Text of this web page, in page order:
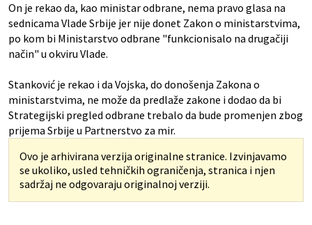
On je rekao da, kao ministar odbrane, nema pravo glasa na
sednicama Vlade Srbije jer nije donet Zakon o ministarstvima,
po kom bi Ministarstvo odbrane "funkcionisalo na drugačiji
način" u okviru Vlade.
Stanković je rekao i da Vojska, do donošenja Zakona o
ministarstvima, ne može da predlaže zakone i dodao da bi
Strategijski pregled odbrane trebalo da bude promenjen zbog
prijema Srbije u Partnerstvo za mir.
Ovo je arhivirana verzija originalne stranice. Izvinjavamo
se ukoliko, usled tehničkih ograničenja, stranica i njen
sadržaj ne odgovaraju originalnoj verziji.